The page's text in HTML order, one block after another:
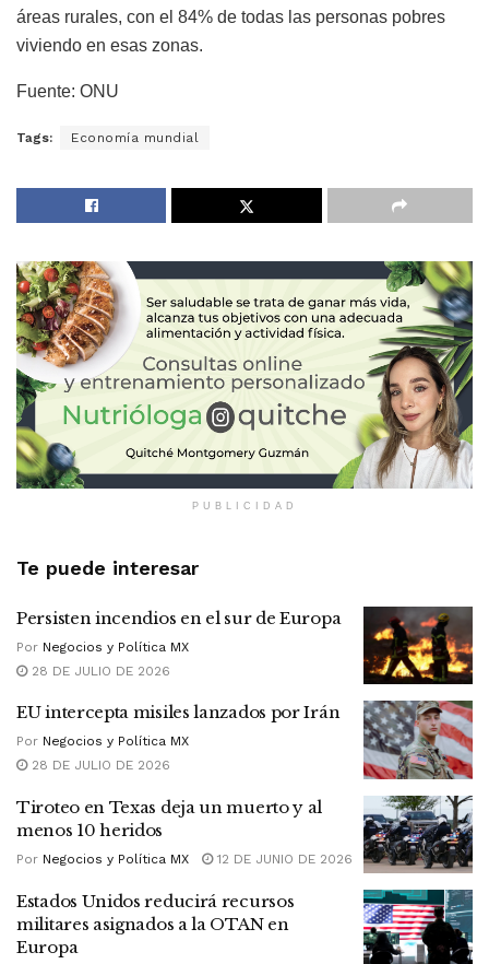
áreas rurales, con el 84% de todas las personas pobres
viviendo en esas zonas.
Fuente: ONU
Tags: Economía mundial
PUBLICIDAD
Te puede interesar
Persisten incendios en el sur de Europa
Por Negocios y Política MX
28 DE JULIO DE 2026
EU intercepta misiles lanzados por Irán
Por Negocios y Política MX
28 DE JULIO DE 2026
Tiroteo en Texas deja un muerto y al
menos 10 heridos
Por Negocios y Política MX 12 DE JUNIO DE 2026
Estados Unidos reducirá recursos
militares asignados a la OTAN en
Europa